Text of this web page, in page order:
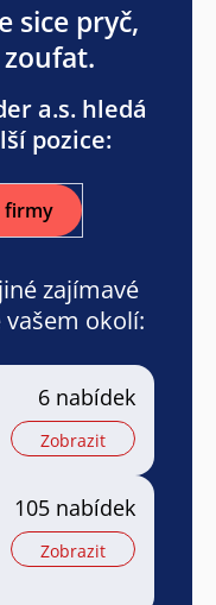
sice pryč,
a.s. hledá
pozice:
firmy
zajímavé
okolí:
6 nabídek
Zobrazit
105 nabídek
Zobrazit